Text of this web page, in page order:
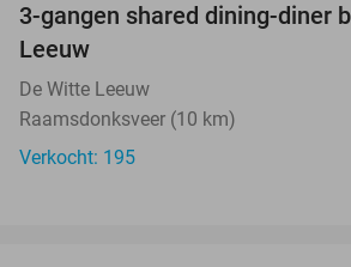
3-gangen shared dining-diner
Leeuw
De Witte Leeuw
Raamsdonksveer (10 km)
Verkocht: 195